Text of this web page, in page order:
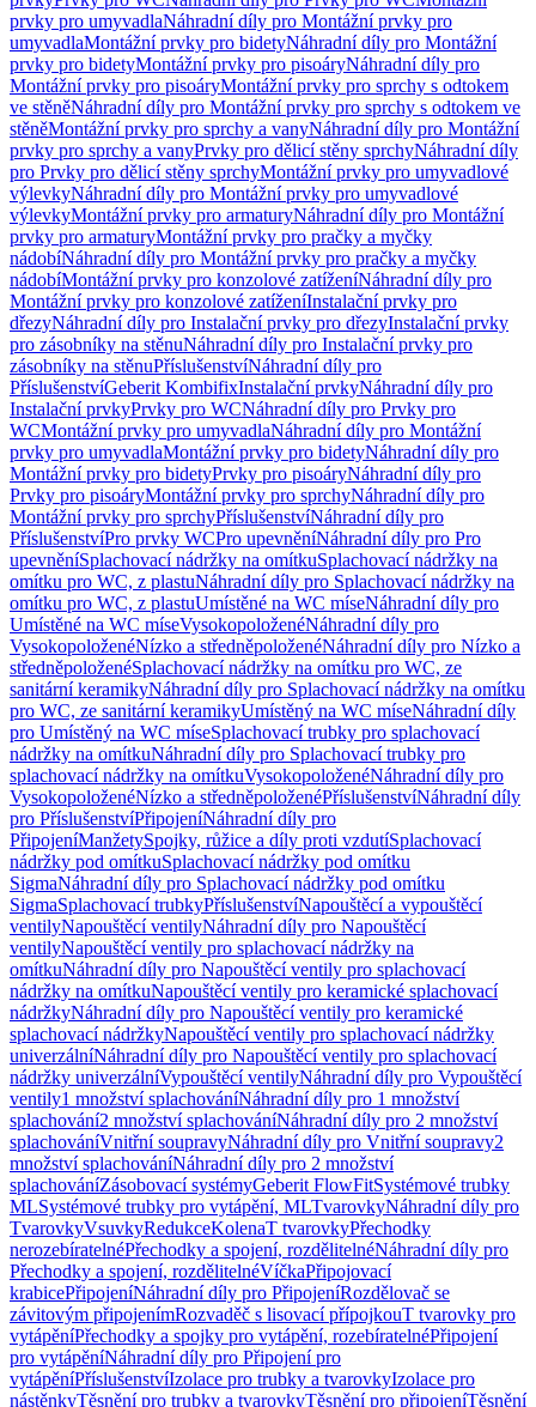
prvky pro umyvadlaNáhradní díly pro Montážní prvky pro
umyvadlaMontážní prvky pro bidetyNáhradní díly pro Montážní
prvky pro bidetyMontážní prvky pro pisoáryNáhradní díly pro
Montážní prvky pro pisoáryMontážní prvky pro sprchy s odtokem
ve stěněNáhradní díly pro Montážní prvky pro sprchy s odtokem ve
stěněMontážní prvky pro sprchy a vanyNáhradní díly pro Montážní
prvky pro sprchy a vanyPrvky pro dělicí stěny sprchyNáhradní díly
pro Prvky pro dělicí stěny sprchyMontážní prvky pro umyvadlové
výlevkyNáhradní díly pro Montážní prvky pro umyvadlové
výlevkyMontážní prvky pro armaturyNáhradní díly pro Montážní
prvky pro armaturyMontážní prvky pro pračky a myčky
nádobíNáhradní díly pro Montážní prvky pro pračky a myčky
nádobíMontážní prvky pro konzolové zatíženíNáhradní díly pro
Montážní prvky pro konzolové zatíženíInstalační prvky pro
dřezyNáhradní díly pro Instalační prvky pro dřezyInstalační prvky
pro zásobníky na stěnuNáhradní díly pro Instalační prvky pro
zásobníky na stěnuPříslušenstvíNáhradní díly pro
PříslušenstvíGeberit KombifixInstalační prvkyNáhradní díly pro
Instalační prvkyPrvky pro WCNáhradní díly pro Prvky pro
WCMontážní prvky pro umyvadlaNáhradní díly pro Montážní
prvky pro umyvadlaMontážní prvky pro bidetyNáhradní díly pro
Montážní prvky pro bidetyPrvky pro pisoáryNáhradní díly pro
Prvky pro pisoáryMontážní prvky pro sprchyNáhradní díly pro
Montážní prvky pro sprchyPříslušenstvíNáhradní díly pro
PříslušenstvíPro prvky WCPro upevněníNáhradní díly pro Pro
upevněníSplachovací nádržky na omítkuSplachovací nádržky na
omítku pro WC, z plastuNáhradní díly pro Splachovací nádržky na
omítku pro WC, z plastuUmístěné na WC míseNáhradní díly pro
Umístěné na WC míseVysokopoloženéNáhradní díly pro
VysokopoloženéNízko a středněpoloženéNáhradní díly pro Nízko a
středněpoloženéSplachovací nádržky na omítku pro WC, ze
sanitární keramikyNáhradní díly pro Splachovací nádržky na omítku
pro WC, ze sanitární keramikyUmístěný na WC míseNáhradní díly
pro Umístěný na WC míseSplachovací trubky pro splachovací
nádržky na omítkuNáhradní díly pro Splachovací trubky pro
splachovací nádržky na omítkuVysokopoloženéNáhradní díly pro
VysokopoloženéNízko a středněpoloženéPříslušenstvíNáhradní díly
pro PříslušenstvíPřipojeníNáhradní díly pro
PřipojeníManžetySpojky, růžice a díly proti vzdutíSplachovací
nádržky pod omítkuSplachovací nádržky pod omítku
SigmaNáhradní díly pro Splachovací nádržky pod omítku
SigmaSplachovací trubkyPříslušenstvíNapouštěcí a vypouštěcí
ventilyNapouštěcí ventilyNáhradní díly pro Napouštěcí
ventilyNapouštěcí ventily pro splachovací nádržky na
omítkuNáhradní díly pro Napouštěcí ventily pro splachovací
nádržky na omítkuNapouštěcí ventily pro keramické splachovací
nádržkyNáhradní díly pro Napouštěcí ventily pro keramické
splachovací nádržkyNapouštěcí ventily pro splachovací nádržky
univerzálníNáhradní díly pro Napouštěcí ventily pro splachovací
nádržky univerzálníVypouštěcí ventilyNáhradní díly pro Vypouštěcí
ventily1 množství splachováníNáhradní díly pro 1 množství
splachování2 množství splachováníNáhradní díly pro 2 množství
splachováníVnitřní soupravyNáhradní díly pro Vnitřní soupravy2
množství splachováníNáhradní díly pro 2 množství
splachováníZásobovací systémyGeberit FlowFitSystémové trubky
MLSystémové trubky pro vytápění, MLTvarovkyNáhradní díly pro
TvarovkyVsuvkyRedukceKolenaT tvarovkyPřechodky
nerozebíratelnéPřechodky a spojení, rozdělitelnéNáhradní díly pro
Přechodky a spojení, rozdělitelnéVíčkaPřipojovací
krabicePřipojeníNáhradní díly pro PřipojeníRozdělovač se
závitovým připojenímRozvaděč s lisovací přípojkouT tvarovky pro
vytápěníPřechodky a spojky pro vytápění, rozebíratelnéPřipojení
pro vytápěníNáhradní díly pro Připojení pro
vytápěníPříslušenstvíIzolace pro trubky a tvarovkyIzolace pro
nástěnkyTěsnění pro trubky a tvarovkyTěsnění pro připojeníTěsnění